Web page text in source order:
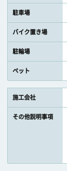
駐車場
バイク置き場
駐輪場
ペット
施工会社
その他説明事項